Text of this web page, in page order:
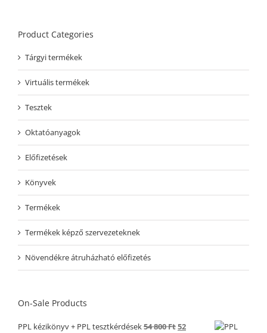
Product Categories
Tárgyi termékek
Virtuális termékek
Tesztek
Oktatóanyagok
Előfizetések
Könyvek
Termékek
Termékek képző szervezeteknek
Növendékre átruházható előfizetés
On-Sale Products
PPL kézikönyv + PPL tesztkérdések54 800FtOriginal
52